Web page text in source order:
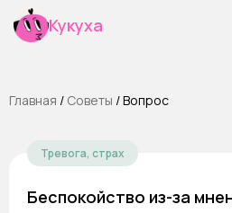
Кукуха
Главная / Cоветы /Вопрос
Тревога, страх
Беспокойство из-за